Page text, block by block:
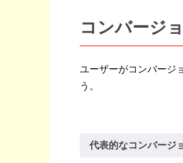
コンバージ
ユーザーがコンバージ
う。
代表的なコンバージ